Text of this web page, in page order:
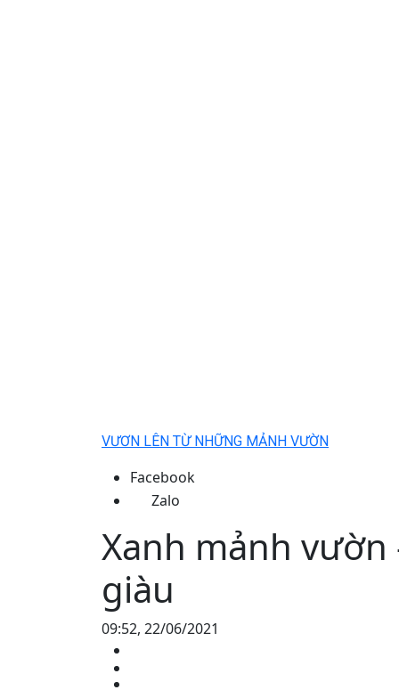
VƯƠN LÊN TỪ NHỮNG MẢNH VƯỜN
Facebook
Zalo
Xanh mảnh
giàu
09:52, 22/06/2021